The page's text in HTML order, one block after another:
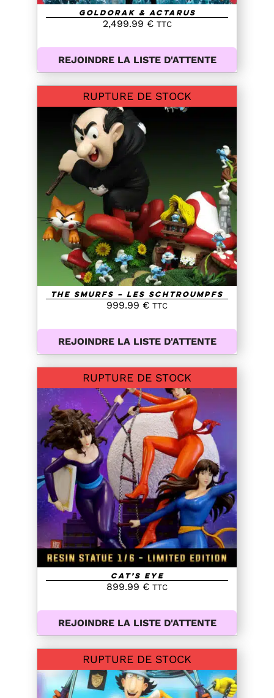
Goldorak & Actarus
2,499.99 € TTC
REJOINDRE LA LISTE D'ATTENTE
RUPTURE DE STOCK
DETAILS
The Smurfs – Les Schtroumpfs
999.99 € TTC
REJOINDRE LA LISTE D'ATTENTE
RUPTURE DE STOCK
DETAILS
Cat’s Eye
899.99 € TTC
REJOINDRE LA LISTE D'ATTENTE
RUPTURE DE STOCK